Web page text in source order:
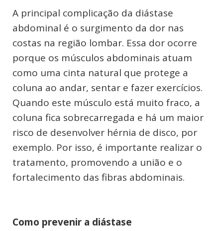
A principal complicação da diástase
abdominal é o surgimento da dor nas
costas na região lombar. Essa dor ocorre
porque os músculos abdominais atuam
como uma cinta natural que protege a
coluna ao andar, sentar e fazer exercícios.
Quando este músculo está muito fraco, a
coluna fica sobrecarregada e há um maior
risco de desenvolver hérnia de disco, por
exemplo. Por isso, é importante realizar o
tratamento, promovendo a união e o
fortalecimento das fibras abdominais.
Como prevenir a diástase